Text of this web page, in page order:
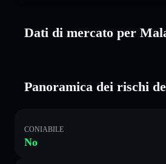
Dati di mercato per
Panoramica dei rischi
CONIABILE
No